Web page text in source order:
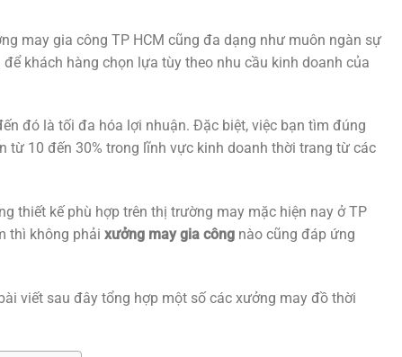
may gia công TP HCM cũng đa dạng như muôn ngàn sự
khách hàng chọn lựa tùy theo nhu cầu kinh doanh của
đó là tối đa hóa lợi nhuận. Đặc biệt, việc bạn tìm đúng
từ 10 đến 30% trong lĩnh vực kinh doanh thời trang từ các
thiết kế phù hợp trên thị trường may mặc hiện nay ở TP
thì không phải xưởng may gia công nào cũng đáp ứng
viết sau đây tổng hợp một số các xưởng may đồ thời